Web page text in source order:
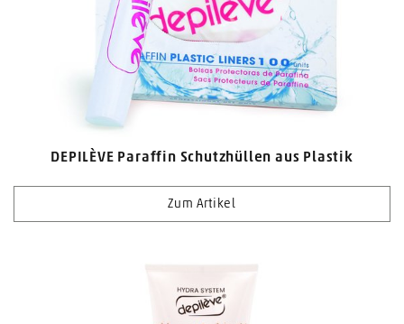
DEPILÈVE Paraffin Schutzhüllen aus Plastik
Zum Artikel